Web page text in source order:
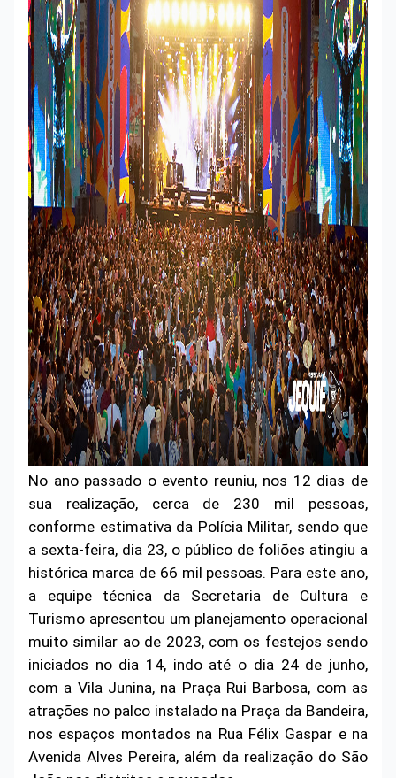
No ano passado o evento reuniu, nos 12 dias de
sua realização, cerca de 230 mil pessoas,
conforme estimativa da Polícia Militar, sendo que
a sexta-feira, dia 23, o público de foliões atingiu a
histórica marca de 66 mil pessoas. Para este ano,
a equipe técnica da Secretaria de Cultura e
Turismo apresentou um planejamento operacional
muito similar ao de 2023, com os festejos sendo
iniciados no dia 14, indo até o dia 24 de junho,
com a Vila Junina, na Praça Rui Barbosa, com as
atrações no palco instalado na Praça da Bandeira,
nos espaços montados na Rua Félix Gaspar e na
Avenida Alves Pereira, além da realização do São